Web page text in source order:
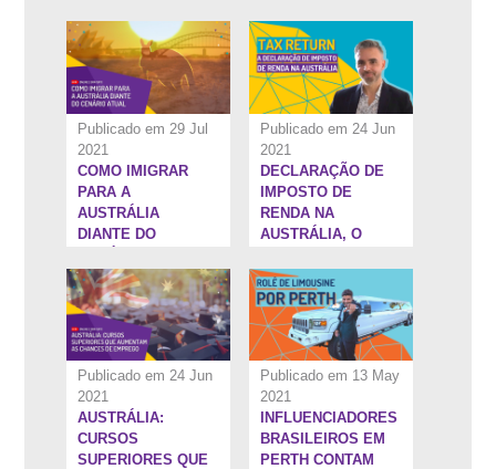
EXTERIOR
Publicado em 29 Jul
2021
COMO IMIGRAR
PARA A
AUSTRÁLIA
DIANTE DO
Publicado em 24 Jun
2021
DECLARAÇÃO DE
IMPOSTO DE
RENDA NA
AUSTRÁLIA, O
Publicado em 24 Jun
2021
AUSTRÁLIA:
CURSOS
SUPERIORES QUE
Publicado em 13 May
2021
INFLUENCIADORES
BRASILEIROS EM
PERTH CONTAM
1:19:0''